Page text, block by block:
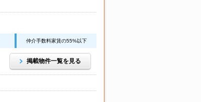
仲介手数料家賃の55%以下
掲載物件一覧を見る